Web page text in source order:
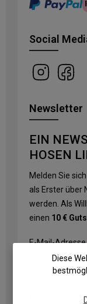
Social
Newsletter
EIN
HOSEN
Melden Sie
als Erster über
werden. Als
einen 10 €
E-Mail-Adresse
Diese